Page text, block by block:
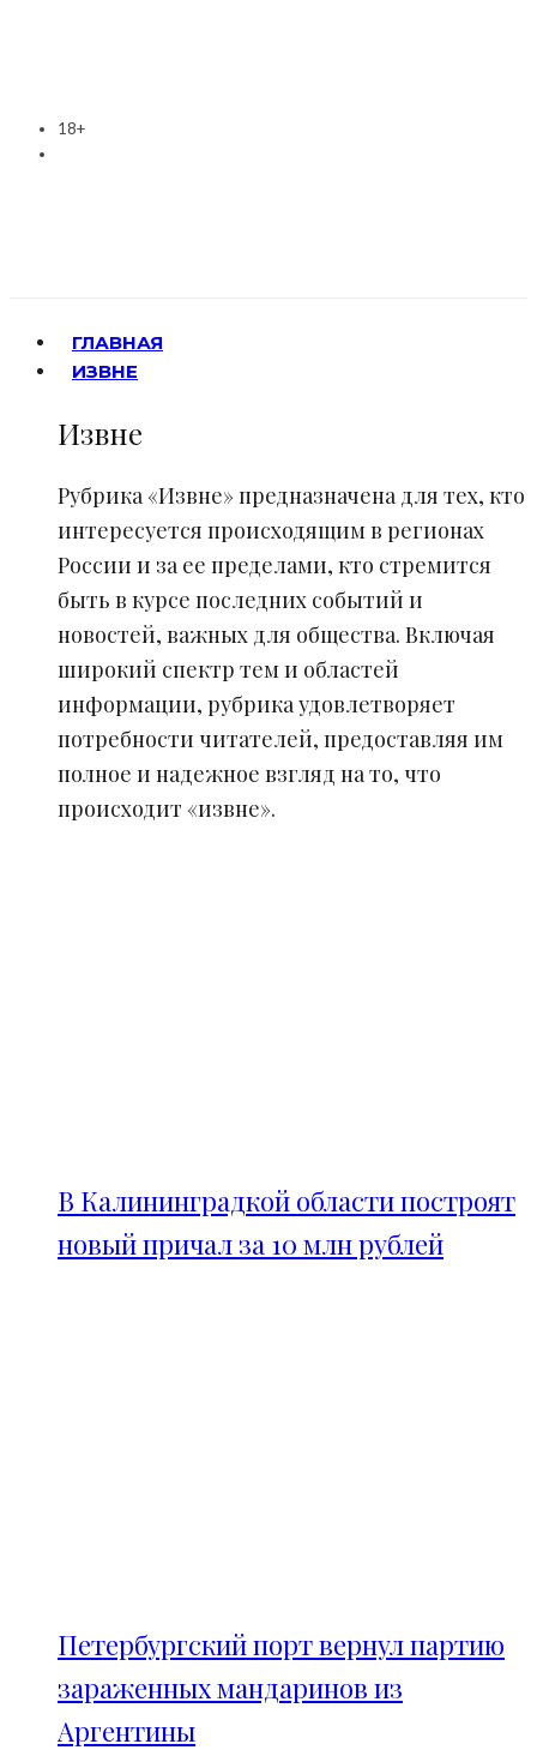
18+
ГЛАВНАЯ
ИЗВНЕ
Извне
Рубрика «Извне» предназначена для тех, кто
интересуется происходящим в регионах
России и за ее пределами, кто стремится
быть в курсе последних событий и
новостей, важных для общества. Включая
широкий спектр тем и областей
информации, рубрика удовлетворяет
потребности читателей, предоставляя им
полное и надежное взгляд на то, что
происходит «извне».
В Калининградкой области построят
новый причал за 10 млн рублей
Петербургский порт вернул партию
зараженных мандаринов из
Аргентины